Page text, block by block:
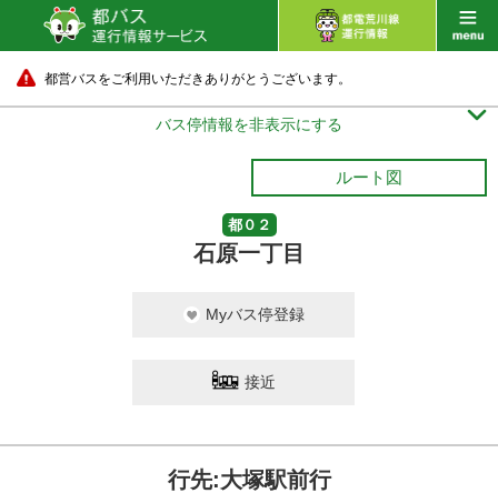
都営バスをご利用いただきありがとうございます。
バス停情報を非表示にする 
ルート図
都０２
石原一丁目
Myバス停登録
接近
行先:大塚駅前行